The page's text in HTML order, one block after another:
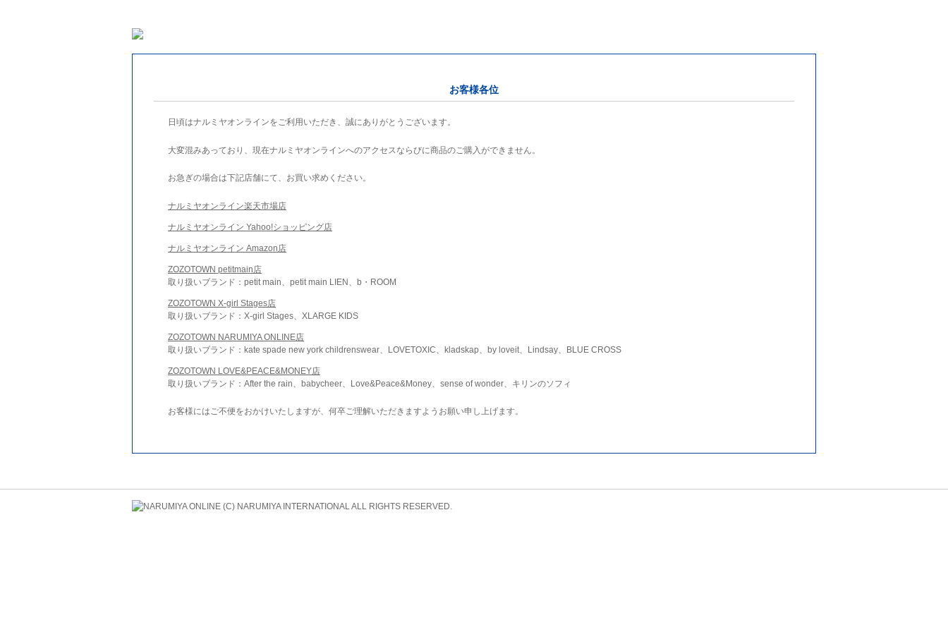
お客様各位
日頃はナルミヤオンラインをご利用いただき、誠にありがとうございます。
大変混みあっており、現在ナルミヤオンラインへのアクセスならびに商品のご購入ができません。
お急ぎの場合は下記店舗にて、お買い求めください。
ナルミヤオンライン楽天市場店
ナルミヤオンライン Yahoo!ショッピング店
ナルミヤオンライン Amazon店
ZOZOTOWN petitmain店
取り扱いブランド：petit main、petit main LIEN、b・ROOM
ZOZOTOWN X-girl Stages店
取り扱いブランド：X-girl Stages、XLARGE KIDS
ZOZOTOWN NARUMIYA ONLINE店
取り扱いブランド：kate spade new york childrenswear、LOVETOXIC、kladskap、by loveit、Lindsay、BLUE CROSS
ZOZOTOWN LOVE&PEACE&MONEY店
取り扱いブランド：After the rain、babycheer、Love&Peace&Money、sense of wonder、キリンのソフィ
お客様にはご不便をおかけいたしますが、何卒ご理解いただきますようお願い申し上げます。